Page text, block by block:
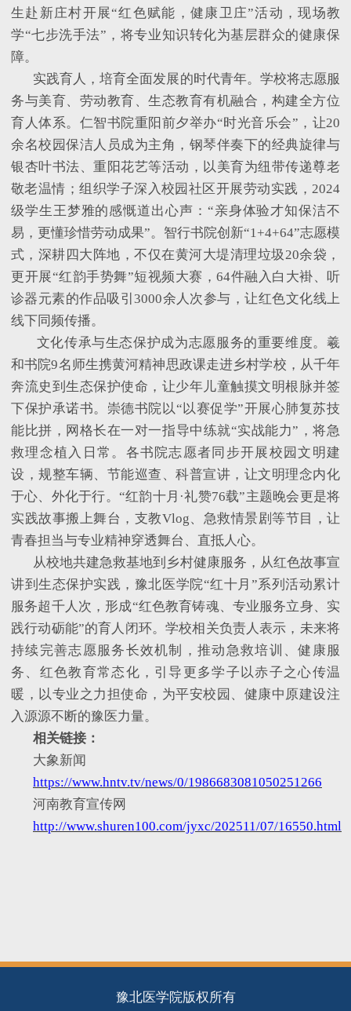
生赴新庄村开展“红色赋能，健康卫庄”活动，现场教
学“七步洗手法”，将专业知识转化为基层群众的健康保
障。
实践育人，培育全面发展的时代青年。学校将志愿服
务与美育、劳动教育、生态教育有机融合，构建全方位
育人体系。仁智书院重阳前夕举办“时光音乐会”，让20
余名校园保洁人员成为主角，钢琴伴奏下的经典旋律与
银杏叶书法、重阳花艺等活动，以美育为纽带传递尊老
敬老温情；组织学子深入校园社区开展劳动实践，2024
级学生王梦雅的感慨道出心声：“亲身体验才知保洁不
易，更懂珍惜劳动成果”。智行书院创新“1+4+64”志愿模
式，深耕四大阵地，不仅在黄河大堤清理垃圾20余袋，
更开展“红韵手势舞”短视频大赛，64件融入白大褂、听
诊器元素的作品吸引3000余人次参与，让红色文化线上
线下同频传播。
文化传承与生态保护成为志愿服务的重要维度。羲
和书院9名师生携黄河精神思政课走进乡村学校，从千年
奔流史到生态保护使命，让少年儿童触摸文明根脉并签
下保护承诺书。崇德书院以“以赛促学”开展心肺复苏技
能比拼，网格长在一对一指导中练就“实战能力”，将急
救理念植入日常。各书院志愿者同步开展校园文明建
设，规整车辆、节能巡查、科普宣讲，让文明理念内化
于心、外化于行。“红韵十月·礼赞76载”主题晚会更是将
实践故事搬上舞台，支教Vlog、急救情景剧等节目，让
青春担当与专业精神穿透舞台、直抵人心。
从校地共建急救基地到乡村健康服务，从红色故事宣
讲到生态保护实践，豫北医学院“红十月”系列活动累计
服务超千人次，形成“红色教育铸魂、专业服务立身、实
践行动砺能”的育人闭环。学校相关负责人表示，未来将
持续完善志愿服务长效机制，推动急救培训、健康服
务、红色教育常态化，引导更多学子以赤子之心传温
暖，以专业之力担使命，为平安校园、健康中原建设注
入源源不断的豫医力量。
相关链接：
大象新闻
https://www.hntv.tv/news/0/1986683081050251266
河南教育宣传网
http://www.shuren100.com/jyxc/202511/07/16550.html
豫北医学院版权所有